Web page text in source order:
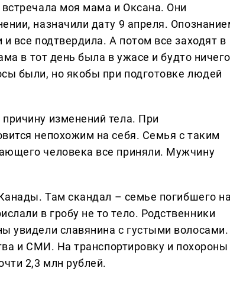
моя мама и Оксана. Они
назначили дату 9 апреля.
все подтвердила. А потом все заходят в
в тот день была в ужасе и будто ничего
были, но якобы при подготовке людей
изменений тела. При
непохожим на себя. Семья с таким
человека все приняли. Мужчину
Там скандал – семье погибшего на
в гробу не то тело. Родственники
увидели славянина с густыми волосами.
и СМИ. На транспортировку и похороны
2,3 млн рублей.